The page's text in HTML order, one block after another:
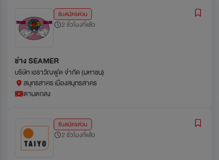
รับสมัครด่วน
2 ชั่วโมงที่แล้ว
ช่าง SEAMER
บริษัท เอราวัณฟูด จำกัด (มหาชน)
สมุทรสาคร เมืองสมุทรสาคร
ตามตกลง
รับสมัครด่วน
2 ชั่วโมงที่แล้ว